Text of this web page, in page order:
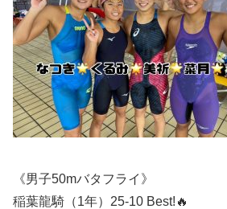
《男子50mバタフライ》
稲葉龍騎（1年）25-10 Best!🔥